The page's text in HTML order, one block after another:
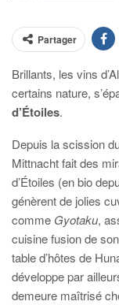
Partager
Brillants, les vins
certains nature,
d’Étoiles.
Depuis la scission
Mittnacht fait des
d’Étoiles (en bio
génèrent de jolies
comme Gyotaku,
cuisine fusion de
table d’hôtes de
développe par
demeure maîtrisé